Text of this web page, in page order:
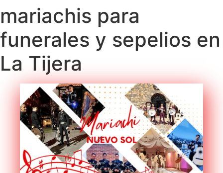
mariachis para
funerales y sepelios en
La Tijera